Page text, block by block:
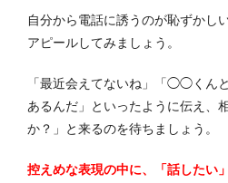
自分から電話に誘うのが恥ずかし
アピールしてみましょう。
「最近会えてないね」「◯◯くん
あるんだ」といったように伝え、
か？」と来るのを待ちましょう。
控えめな表現の中に、「話したい